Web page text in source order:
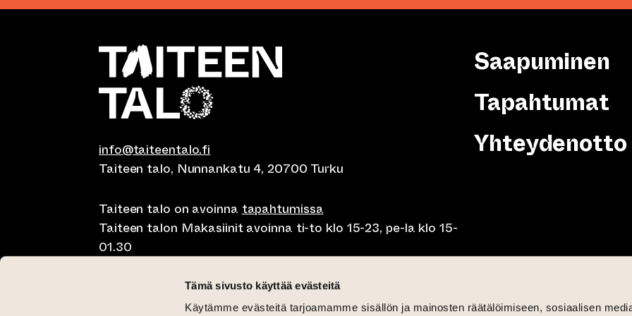
Tämä sivusto käyttää evästeitä
Käytämme evästeitä tarjoamamme sisällön ja mainosten räätälöimiseen, sosiaalisen
info@taiteentalo.fi
Taiteen talo, Nunnankatu 4, 20700 Turku
Taiteen talo on avoinna tapahtumissa
Taiteen talon Makasiinit avoinna ti-to klo 15-23, pe-la klo 15-
01.30
Café Elephanten su-ma klo 10-20, ti-to klo 10-23, pe-la klo 10-
Saapuminen
Tapahtumat
Yhteydenotto